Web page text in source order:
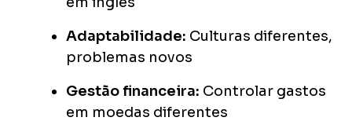
Adaptabilidade: Culturas diferentes,
problemas novos
Gestão financeira: Controlar gastos
em moedas diferentes